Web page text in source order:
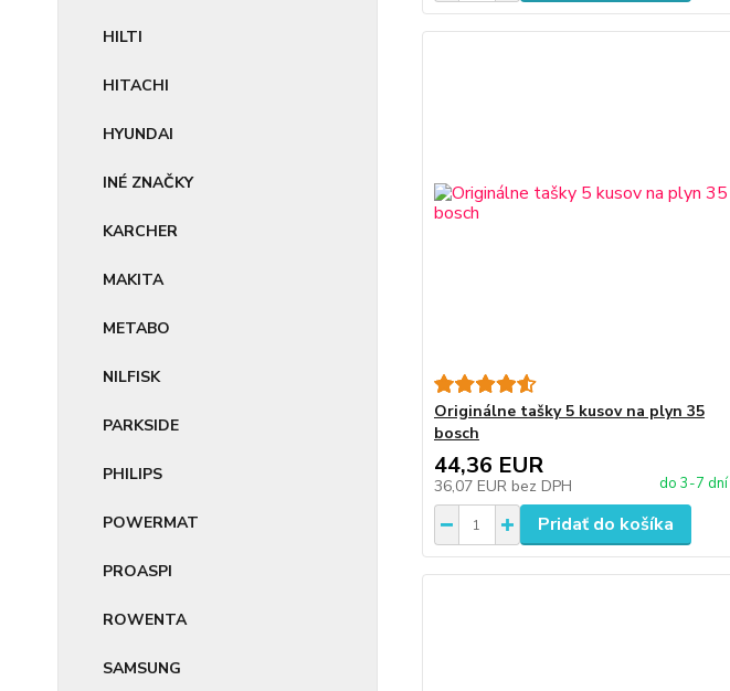
HILTI
HITACHI
HYUNDAI
INÉ ZNAČKY
KARCHER
MAKITA
METABO
NILFISK
PARKSIDE
PHILIPS
POWERMAT
PROASPI
ROWENTA
SAMSUNG
Originálne tašky 5 kusov na plyn 35
bosch
44,36 EUR
36,07 EUR bez DPH do 3-7 dní
Pridať do košíka